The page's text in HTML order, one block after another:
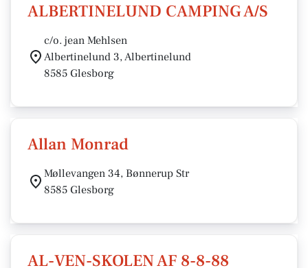
ALBERTINELUND CAMPING A/S
c/o. jean Mehlsen
Albertinelund 3, Albertinelund
8585 Glesborg
Allan Monrad
Møllevangen 34, Bønnerup Str
8585 Glesborg
AL-VEN-SKOLEN AF 8-8-88